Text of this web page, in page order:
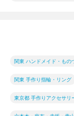
関東 ハンドメイド・もの
関東 手作り指輪・リング
東京都 手作りアクセサリ